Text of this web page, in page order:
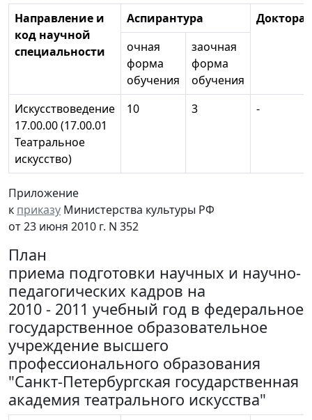
Направление и
код научной
специальности
Аспирантура
очная
форма
обучения
заочная
форма
обучения
Искусствоведение
17.00.00 (17.00.01
Театральное
искусство)
10 3 -
Приложение
к приказу Министерства культуры РФ
от 23 июня 2010 г. N 352
План
приема подготовки научных и научно-
педагогических кадров на
2010 - 2011 учебный год в федеральное
государственное образовательное
учреждение высшего
профессионального образования
"Санкт-Петербургская государственная
академия театрального искусства"